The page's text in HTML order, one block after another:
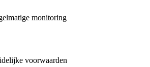
monitoring
voorwaarden